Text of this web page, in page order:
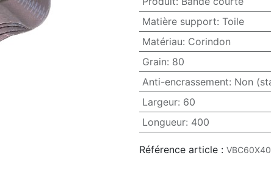
Matière support: Toile
Matériau: Corindon
Grain: 80
Anti-encrassement: Non
Largeur: 60
Longueur: 400
Référence article :